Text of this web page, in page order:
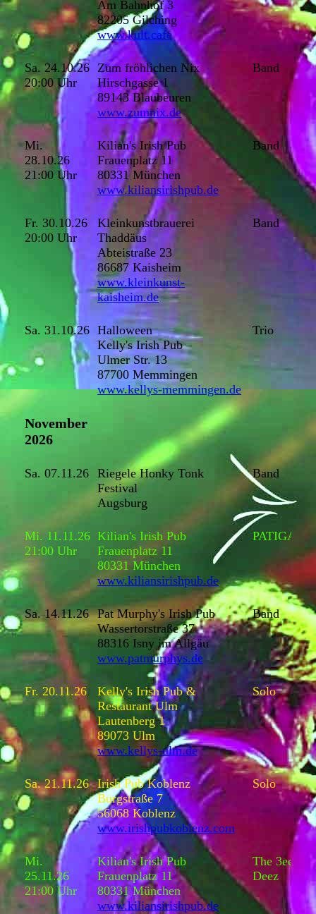
Am Bahnhof 3
82205 Gilching
www.kult.cafe
Sa. 24.10.26
20:00 Uhr
Zum fröhlichen Nix
Hirschgasse 1
89143 Blaubeuren
www.zumnix.de
Band
Mi.
28.10.26
21:00 Uhr
Kilian's Irish Pub
Frauenplatz 11
80331 München
www.kiliansirishpub.de
Band
Fr. 30.10.26
20:00 Uhr
Kleinkunstbrauerei
Thaddäus
Abteistraße 23
86687 Kaisheim
www.kleinkunst-
kaisheim.de
Band
Sa. 31.10.26 Halloween
Kelly's Irish Pub
Ulmer Str. 13
87700 Memmingen
www.kellys-memmingen.de
Trio
November
2026
Sa. 07.11.26 Riegele Honky Tonk
Festival
Augsburg
Band
Mi. 11.11.26
21:00 Uhr
Kilian's Irish Pub
Frauenplatz 11
80331 München
www.kiliansirishpub.de
PATIGA
Sa. 14.11.26 Pat Murphy's Irish Pub
Wassertorstraße 37
88316 Isny im Allgäu
www.patmurphys.de
Band
Fr. 20.11.26
Kelly's Irish Pub &
Restaurant Ulm
Lautenberg 1
89073 Ulm
www.kellys-ulm.de
Solo
Sa. 21.11.26 Irish Pub Koblenz
Burgstraße 7
56068 Koblenz
www.irishpubkoblenz.com
Solo
Mi.
25.11.26
21:00 Uhr
Kilian's Irish Pub
Frauenplatz 11
80331 München
www.kiliansirishpub.de
The 3ee
Deez